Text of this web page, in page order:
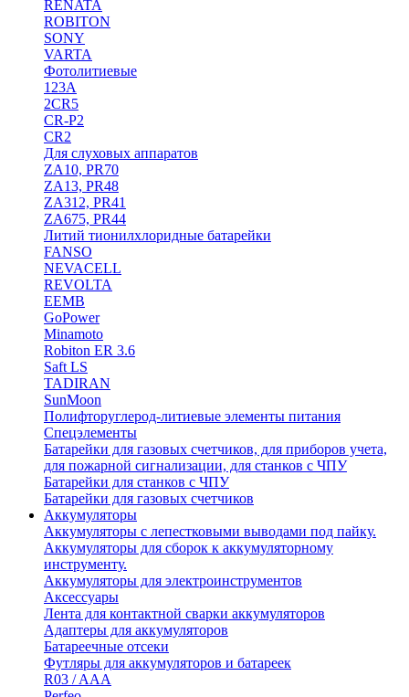
RENATA
ROBITON
SONY
VARTA
Фотолитиевые
123A
2CR5
CR-P2
CR2
Для слуховых аппаратов
ZA10, PR70
ZA13, PR48
ZA312, PR41
ZA675, PR44
Литий тионилхлоридные батарейки
FANSO
NEVACELL
REVOLTA
EEMB
GoPower
Minamoto
Robiton ER 3.6
Saft LS
TADIRAN
SunMoon
Полифторуглерод-литиевые элементы питания
Спецэлементы
Батарейки для газовых счетчиков, для приборов учета,
для пожарной сигнализации, для станков с ЧПУ
Батарейки для станков с ЧПУ
Батарейки для газовых счетчиков
Аккумуляторы
Аккумуляторы с лепестковыми выводами под пайку.
Аккумуляторы для сборок к аккумуляторному
инструменту.
Аккумуляторы для электроинструментов
Аксессуары
Лента для контактной сварки аккумуляторов
Адаптеры для аккумуляторов
Батареечные отсеки
Футляры для аккумуляторов и батареек
R03 / AAA